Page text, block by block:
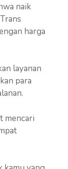
naik
harga
layanan
para
mencari